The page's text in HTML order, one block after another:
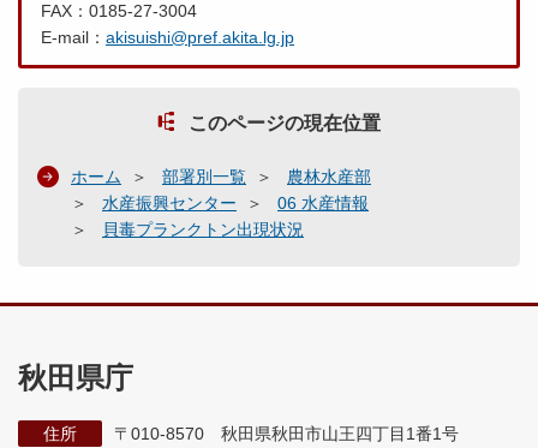
FAX：0185-27-3004
E-mail： akisuishi@pref.akita.lg.jp
このページの現在位置
ホーム 部署別一覧
農林水産部
水産振興センター
06 水産情報
貝毒プランクトン出現状況
秋田県庁
住所
〒010-8570 秋田県秋田市山王四丁目1番1号